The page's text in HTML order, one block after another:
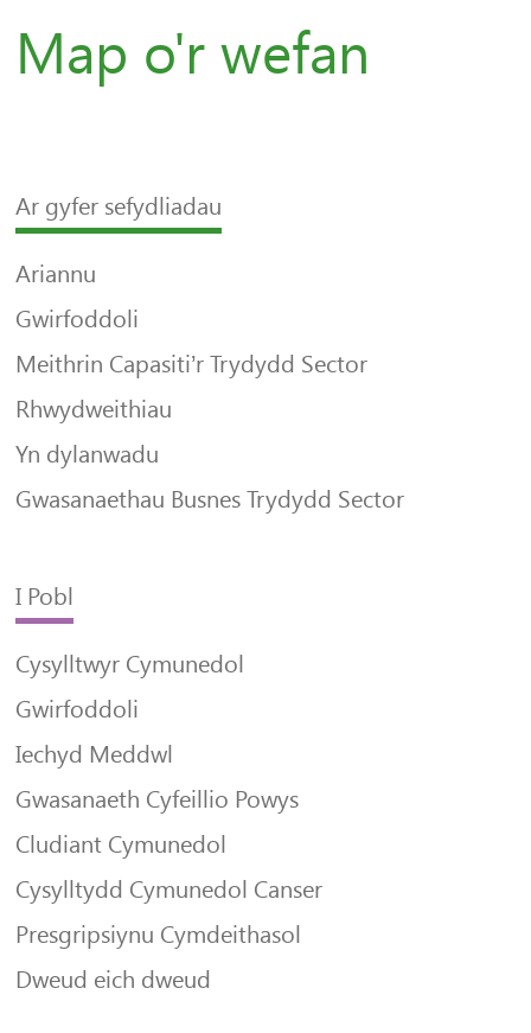
Map o'r wefan
Ar gyfer sefydliadau
Ariannu
Gwirfoddoli
Meithrin Capasiti’r Trydydd Sector
Rhwydweithiau
Yn dylanwadu
Gwasanaethau Busnes Trydydd Sector
I Pobl
Cysylltwyr Cymunedol
Gwirfoddoli
Iechyd Meddwl
Gwasanaeth Cyfeillio Powys
Cludiant Cymunedol
Cysylltydd Cymunedol Canser
Presgripsiynu Cymdeithasol
Dweud eich dweud